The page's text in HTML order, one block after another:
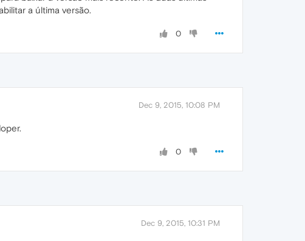
a última versão.
0
Dec 9, 2015, 10:08 PM
0
Dec 9, 2015, 10:31 PM